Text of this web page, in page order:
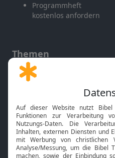
Programmheft
kostenlos anfordern
Themen
Gott und Bibel erklärt
Neuigkeiten